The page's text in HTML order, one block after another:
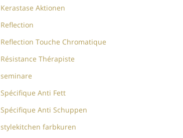
Kerastase Aktionen
Reflection
Reflection Touche Chromatique
Résistance Thérapiste
seminare
Spécifique Anti Fett
Spécifique Anti Schuppen
stylekitchen farbkuren